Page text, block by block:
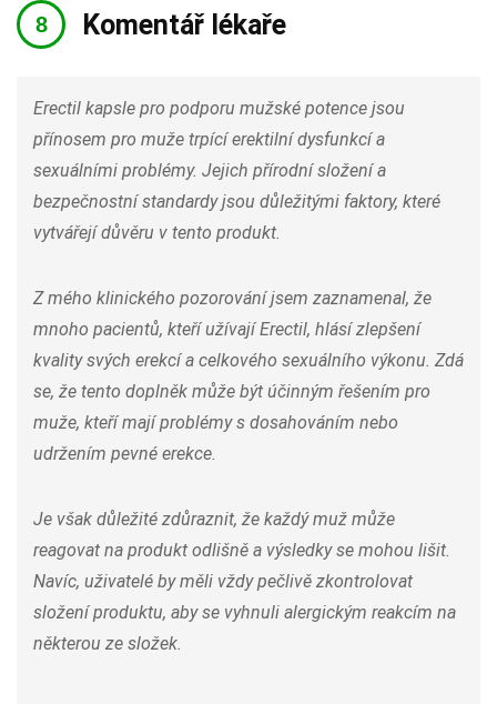
Komentář lékaře
Erectil kapsle pro podporu mužské potence jsou
přínosem pro muže trpící erektilní dysfunkcí a
sexuálními problémy. Jejich přírodní složení a
bezpečnostní standardy jsou důležitými faktory, které
vytvářejí důvěru v tento produkt.
Z mého klinického pozorování jsem zaznamenal, že
mnoho pacientů, kteří užívají Erectil, hlásí zlepšení
kvality svých erekcí a celkového sexuálního výkonu. Zdá
se, že tento doplněk může být účinným řešením pro
muže, kteří mají problémy s dosahováním nebo
udržením pevné erekce.
Je však důležité zdůraznit, že každý muž může
reagovat na produkt odlišně a výsledky se mohou lišit.
Navíc, uživatelé by měli vždy pečlivě zkontrolovat
složení produktu, aby se vyhnuli alergickým reakcím na
některou ze složek.